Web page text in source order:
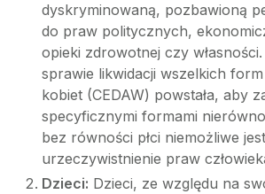
dyskryminowaną, pozbawioną
do praw politycznych,
opieki zdrowotnej czy
sprawie likwidacji wszelkich
kobiet (CEDAW) powstała, aby
specyficznymi formami
bez równości płci niemożliwe
urzeczywistnienie praw
Dzieci: Dzieci, ze względu na